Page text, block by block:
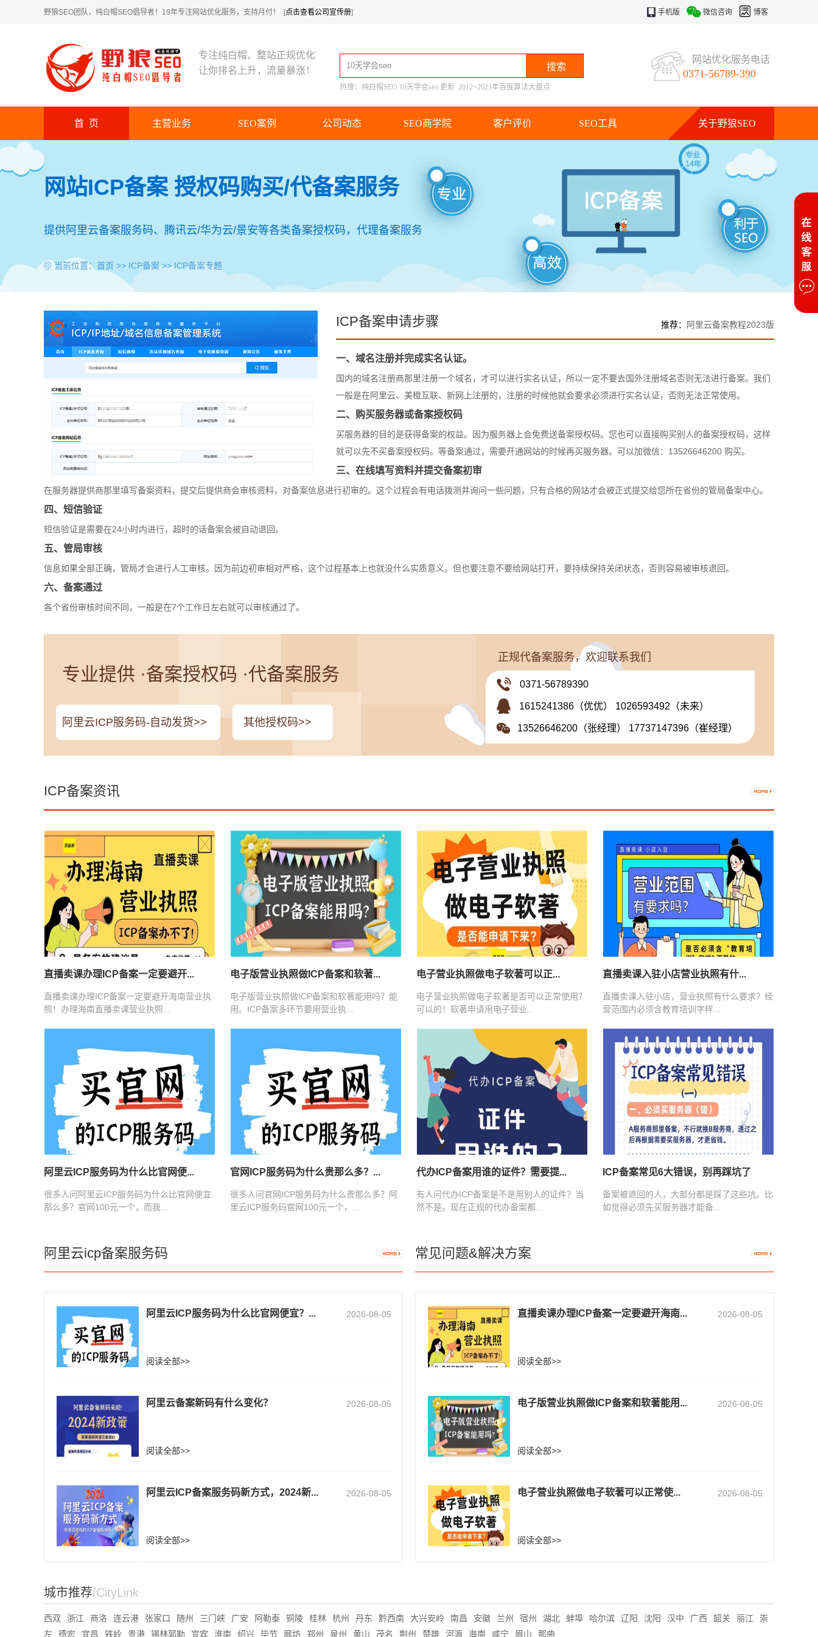
野狼SEO团队，纯白帽SEO倡导者！19年专注网站优化服务，支持月付！ [点击查看公司宣传册] 手机版 微信咨询 博客
专注纯白帽、整站正规优化
让你排名上升，流量暴涨！
热搜： 纯白帽SEO 10天学会seo 更新 2012~2023年百度算法大盘点
网站优化服务电话
0371-56789-390
首 页 主营业务 SEO案例 公司动态 SEO商学院 客户评价 SEO工具 关于野狼SEO
网站ICP备案 授权码购买/代备案服务
提供阿里云备案服务码、腾讯云/华为云/景安等各类备案授权码，代理备案服务
当前位置： 首页 >> ICP备案>> ICP备案专题
ICP备案申请步骤 推荐： 阿里云备案教程2023版
一、域名注册并完成实名认证。
国内的域名注册商那里注册一个域名，才可以进行实名认证，所以一定不要去国外注册域名否则无法进行备案。我们
一般是在阿里云、美橙互联、新网上注册的，注册的时候他就会要求必须进行实名认证，否则无法正常使用。
二、购买服务器或备案授权码
买服务器的目的是获得备案的权益。因为服务器上会免费送备案授权码。您也可以直接购买别人的备案授权码，这样
就可以先不买备案授权码。等备案通过，需要开通网站的时候再买服务器。可以加微信：13526646200 购买。
三、在线填写资料并提交备案初审
在服务器提供商那里填写备案资料，提交后提供商会审核资料，对备案信息进行初审的。这个过程会有电话拨测并询问一些问题，只有合格的网站才会被正式提交给您所在省份的管局备案中心。
四、短信验证
短信验证是需要在24小时内进行，超时的话备案会被自动退回。
五、管局审核
信息如果全部正确，管局才会进行人工审核。因为前边初审相对严格，这个过程基本上也就没什么实质意义。但也要注意不要给网站打开，要持续保持关闭状态，否则容易被审核退回。
六、备案通过
各个省份审核时间不同，一般是在7个工作日左右就可以审核通过了。
专业提供 ·备案授权码 ·代备案服务
阿里云ICP服务码-自动发货>> 其他授权码>>
正规代备案服务，欢迎联系我们
0371-56789390
1615241386（优优） 1026593492（未来）
13526646200（张经理） 17737147396（崔经理）
ICP备案资讯
直播卖课办理ICP备案一定要避开...
直播卖课办理ICP备案一定要避开海南营业执
照！办理海南直播卖课营业执照...
电子版营业执照做ICP备案和软著...
电子版营业执照做ICP备案和软著能用吗？能
用。ICP备案多环节要用营业执...
电子营业执照做电子软著可以正...
电子营业执照做电子软著是否可以正常使用？
可以的！软著申请用电子营业...
直播卖课入驻小店营业执照有什...
直播卖课入驻小店，营业执照有什么要求？经
营范围内必须含教育培训字样...
阿里云ICP服务码为什么比官网便...
很多人问阿里云ICP服务码为什么比官网便宜
那么多？官网100元一个，而我...
官网ICP服务码为什么贵那么多？...
很多人问官网ICP服务码为什么贵那么多？阿
里云ICP服务码官网100元一个，...
代办ICP备案用谁的证件？需要提...
有人问代办ICP备案是不是用别人的证件？当
然不是。现在正规的代办备案都...
ICP备案常见6大错误，别再踩坑了
备案被退回的人，大部分都是踩了这些坑。比
如觉得必须先买服务器才能备...
阿里云icp备案服务码
阿里云ICP服务码为什么比官网便宜？... 2026-08-05
阅读全部>>
阿里云备案新码有什么变化？ 2026-08-05
阅读全部>>
阿里云ICP备案服务码新方式，2024新... 2026-08-05
阅读全部>>
常见问题&解决方案
直播卖课办理ICP备案一定要避开海南... 2026-08-05
阅读全部>>
电子版营业执照做ICP备案和软著能用... 2026-08-05
阅读全部>>
电子营业执照做电子软著可以正常使... 2026-08-05
阅读全部>>
城市推荐/CityLink
西双 浙江 商洛 连云港 张家口 随州 三门峡 广安 阿勒泰 铜陵 桂林 杭州 丹东 黔西南 大兴安岭 南昌 安徽 兰州 宿州 湖北 蚌埠 哈尔滨 辽阳 沈阳 汉中 广西 韶关 丽江
崇
左
德宏 宜昌 铁岭 贵港 锡林郭勒 宜宾 淮南 绍兴 毕节 廊坊 郑州 泉州 黄山 茂名 荆州 楚雄 河源 海南 咸宁 眉山 那曲